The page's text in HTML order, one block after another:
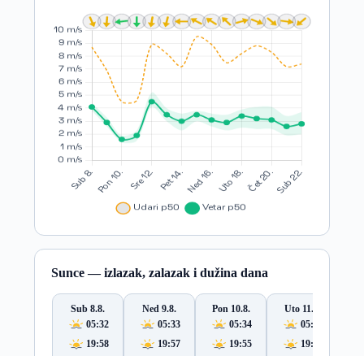
Sunce — izlazak, zalazak i dužina dana
Sub 8.8.
05:32
19:58
Ned 9.8.
05:33
19:57
Pon 10.8.
05:34
19:55
Uto 11.8.
05:36
19:54